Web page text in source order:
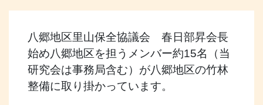
八郷地区里山保全協議会 春日部昇会長
始め八郷地区を担うメンバー約15名（当
研究会は事務局含む）が八郷地区の竹林
整備に取り掛かっています。